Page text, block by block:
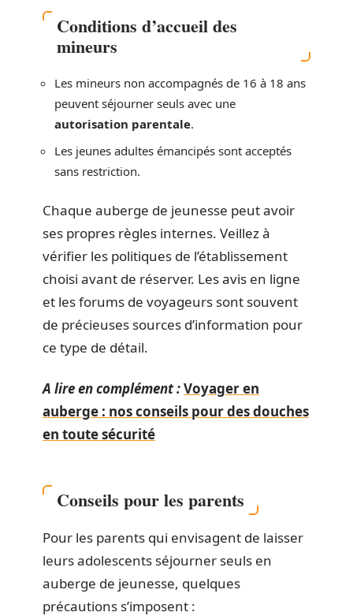
Conditions d’accueil des
mineurs
Les mineurs non accompagnés de 16 à 18 ans
peuvent séjourner seuls avec une
autorisation parentale.
Les jeunes adultes émancipés sont acceptés
sans restriction.
Chaque auberge de jeunesse peut avoir
ses propres règles internes. Veillez à
vérifier les politiques de l’établissement
choisi avant de réserver. Les avis en ligne
et les forums de voyageurs sont souvent
de précieuses sources d’information pour
ce type de détail.
A lire en complément :Voyager en
auberge : nos conseils pour des douches
en toute sécurité
Conseils pour les parents
Pour les parents qui envisagent de laisser
leurs adolescents séjourner seuls en
auberge de jeunesse, quelques
précautions s’imposent :